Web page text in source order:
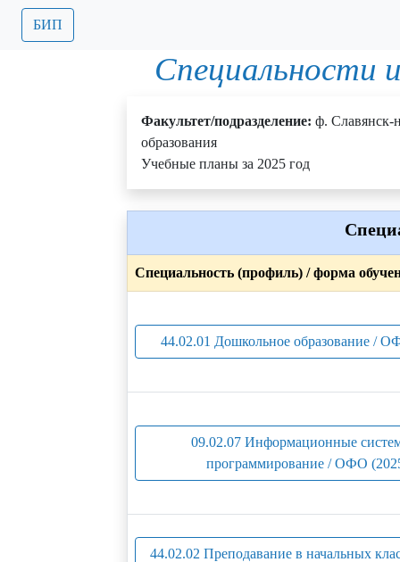
БИП
Специальности
Факультет/подразделение: ф. Славянск-
образования
Учебные планы за 2025 год
Специальность (профиль) / форма
44.02.01 Дошкольное образование /
09.02.07 Информационные
программирование / ОФО
44.02.02 Преподавание в начальных